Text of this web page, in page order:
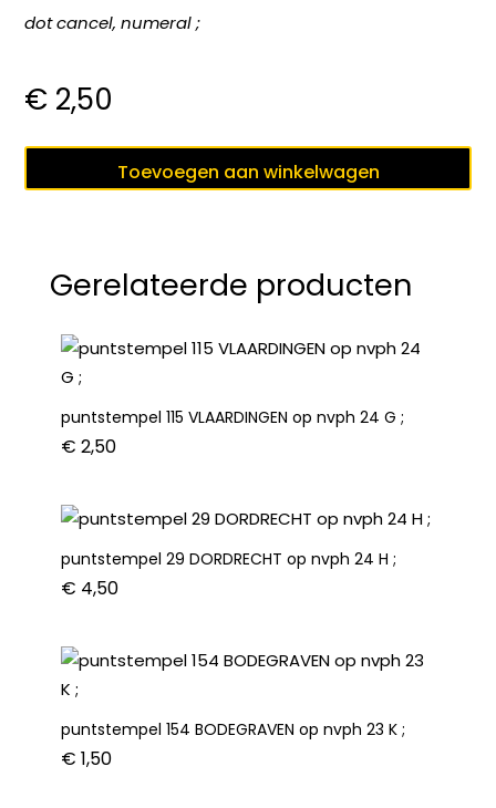
dot cancel, numeral ;
€ 2,50
5
aantal
Toevoegen aan winkelwagen
Gerelateerde producten
puntstempel 115 VLAARDINGEN op nvph 24 G ;
€ 2,50
puntstempel 29 DORDRECHT op nvph 24 H ;
€ 4,50
puntstempel 154 BODEGRAVEN op nvph 23 K ;
€ 1,50